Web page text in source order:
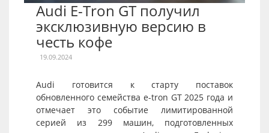
Audi E-Tron GT получил
эксклюзивную версию в
честь кофе
19.09.2024
Audi готовится к старту поставок
обновленного семейства e-tron GT 2025 года и
отмечает это событие лимитированной
серией из 299 машин, подготовленных